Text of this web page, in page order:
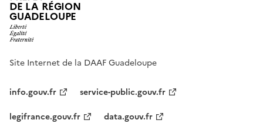
DE LA RÉGION
GUADELOUPE
Site Internet de la DAAF Guadeloupe
info.gouv.fr
service-public.gouv.fr
legifrance.gouv.fr
data.gouv.fr